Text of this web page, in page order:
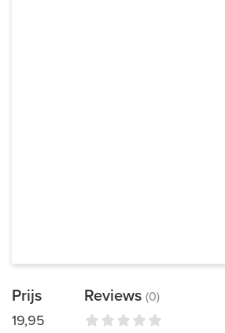
Prijs
19,95
Reviews (0)